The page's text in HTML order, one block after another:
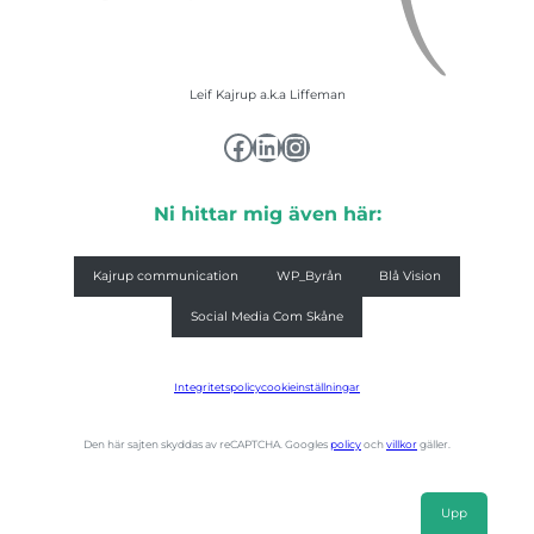
Leif Kajrup a.k.a Liffeman
Facebook
LinkedIn
Instagram
Ni hittar mig även här:
Kajrup communication WP_Byrån Blå Vision
Social Media Com Skåne
Integritetspolicycookieinställningar
Den här sajten skyddas av reCAPTCHA. Googlespolicyochvillkorgäller.
Upp